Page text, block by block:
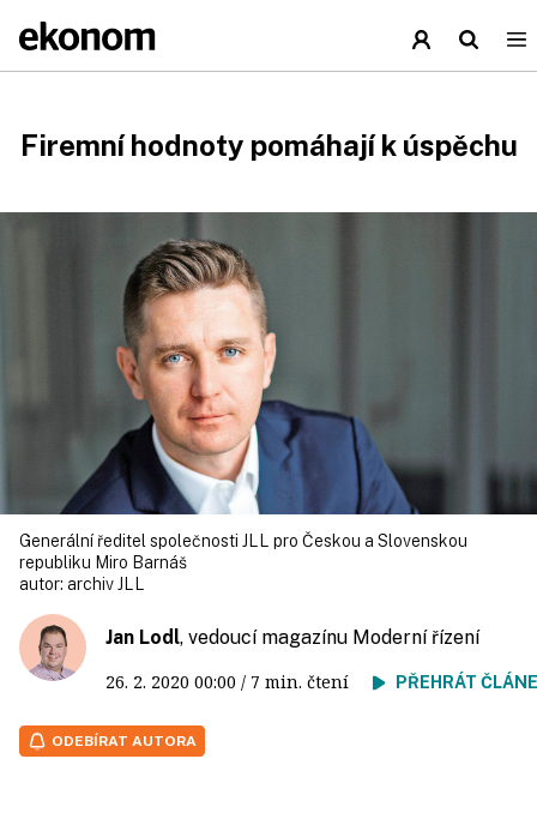
Firemní hodnoty pomáhají k úspěchu
Generální ředitel společnosti JLL pro Českou a Slovenskou
republiku Miro Barnáš
autor: archiv JLL
Jan Lodl, vedoucí magazínu Moderní řízení
26. 2. 2020 00:00 / 7 min. čtení PŘEHRÁT
ODEBÍRAT AUTORA